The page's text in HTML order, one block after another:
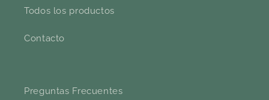
Todos los productos
Contacto
Preguntas Frecuentes